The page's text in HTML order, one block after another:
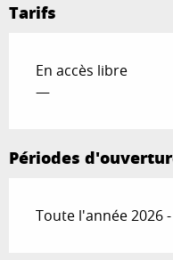
Tarifs
En accès libre
—
Périodes
Toute l'année 2026